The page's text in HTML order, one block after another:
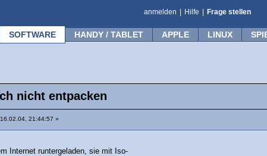
anmelden Hilfe Frage stellen
SOFTWARE HANDY / TABLET APPLE LINUX
nicht entpacken
21:44:57 »
Internet runtergeladen, sie mit Iso-